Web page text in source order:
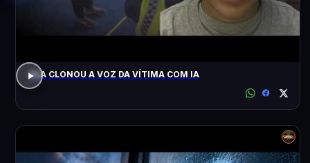
ELA CLONOU A VOZ DA VÍTIMA COM IA